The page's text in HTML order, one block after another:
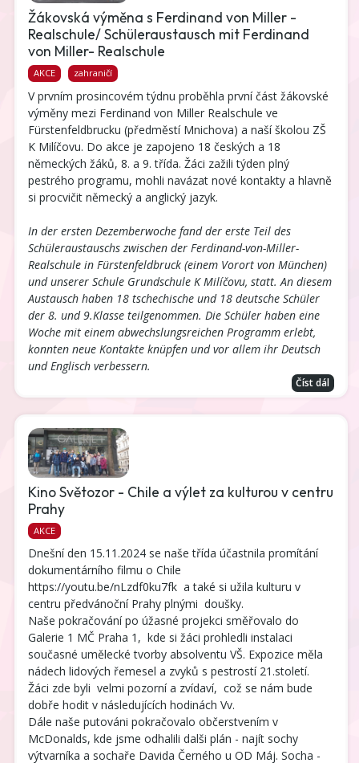
Žákovská výměna s Ferdinand von Miller -
Realschule/ Schüleraustausch mit Ferdinand
von Miller- Realschule
AKCE zahraničí
V prvním prosincovém týdnu proběhla první část žákovské
výměny mezi Ferdinand von Miller Realschule ve
Fürstenfeldbrucku (předměstí Mnichova) a naší školou ZŠ
K Milíčovu. Do akce je zapojeno 18 českých a 18
německých žáků, 8. a 9. třída. Žáci zažili týden plný
pestrého programu, mohli navázat nové kontakty a hlavně
si procvičit německý a anglický jazyk.
In der ersten Dezemberwoche fand der erste Teil des
Schüleraustauschs zwischen der Ferdinand-von-Miller-
Realschule in Fürstenfeldbruck (einem Vorort von München)
und unserer Schule Grundschule K Milíčovu, statt. An diesem
Austausch haben 18 tschechische und 18 deutsche Schüler
der 8. und 9.Klasse teilgenommen. Die Schüler haben eine
Woche mit einem abwechslungsreichen Programm erlebt,
konnten neue Kontakte knüpfen und vor allem ihr Deutsch
und Englisch verbessern.
Číst dál
Kino Světozor - Chile a výlet za kulturou v centru
Prahy
AKCE
Dnešní den 15.11.2024 se naše třída účastnila promítání
dokumentárního filmu o Chile
https://youtu.be/nLzdf0ku7fk a také si užila kulturu v
centru předvánoční Prahy plnými doušky.
Naše pokračování po úžasné projekci směřovalo do
Galerie 1 MČ Praha 1, kde si žáci prohledli instalaci
současné umělecké tvorby absolventu VŠ. Expozice měla
nádech lidových řemesel a zvyků s pestrostí 21.století.
Žáci zde byli velmi pozorní a zvídaví, což se nám bude
dobře hodit v následujících hodinách Vv.
Dále naše putováni pokračovalo občerstvením v
McDonalds, kde jsme odhalili dalši plán - najít sochy
výtvarníka a sochaře Davida Černého u OD Máj. Socha -